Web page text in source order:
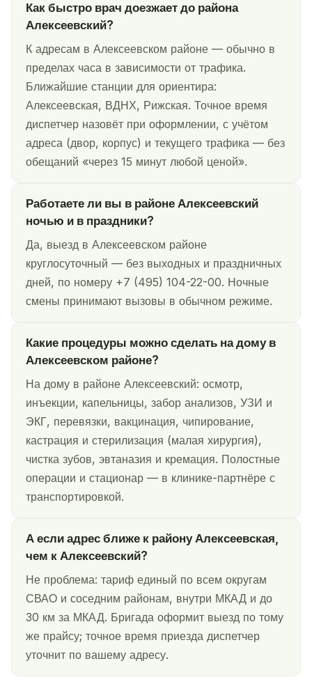
Как быстро врач доезжает до района
Алексеевский?
К адресам в Алексеевском районе — обычно в
пределах часа в зависимости от трафика.
Ближайшие станции для ориентира:
Алексеевская, ВДНХ, Рижская. Точное время
диспетчер назовёт при оформлении, с учётом
адреса (двор, корпус) и текущего трафика — без
обещаний «через 15 минут любой ценой».
Работаете ли вы в районе Алексеевский
ночью и в праздники?
Да, выезд в Алексеевском районе
круглосуточный — без выходных и праздничных
дней, по номеру +7 (495) 104-22-00. Ночные
смены принимают вызовы в обычном режиме.
Какие процедуры можно сделать на дому в
Алексеевском районе?
На дому в районе Алексеевский: осмотр,
инъекции, капельницы, забор анализов, УЗИ и
ЭКГ, перевязки, вакцинация, чипирование,
кастрация и стерилизация (малая хирургия),
чистка зубов, эвтаназия и кремация. Полостные
операции и стационар — в клинике-партнёре с
транспортировкой.
А если адрес ближе к району Алексеевская,
чем к Алексеевский?
Не проблема: тариф единый по всем округам
СВАО и соседним районам, внутри МКАД и до
30 км за МКАД. Бригада оформит выезд по тому
же прайсу; точное время приезда диспетчер
уточнит по вашему адресу.